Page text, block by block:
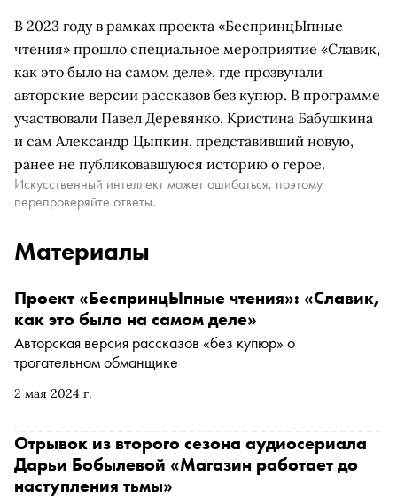
В 2023 году в рамках проекта «БеспринцЫпные
чтения» прошло специальное мероприятие «Славик,
как это было на самом деле», где прозвучали
авторские версии рассказов без купюр. В программе
участвовали Павел Деревянко, Кристина Бабушкина
и сам Александр Цыпкин, представивший новую,
ранее не публиковавшуюся историю о герое.
Искусственный интеллект может ошибаться, поэтому
перепроверяйте ответы.
Материалы
2 мая 2024 г.
Проект «БеспринцЫпные чтения»: «Славик,
как это было на самом деле»
Авторская версия рассказов «без купюр» о
трогательном обманщике
Отрывок из второго сезона аудиосериала
Дарьи Бобылевой «Магазин работает до
наступления тьмы»